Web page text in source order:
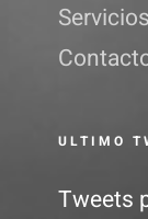
Servicios
ULTIMO
Tweets